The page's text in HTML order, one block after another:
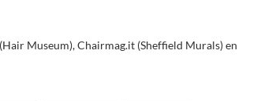
Museum), Chairmag.it (Sheffield Murals) en